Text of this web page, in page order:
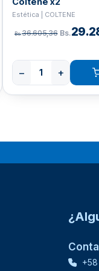
Estética | COLTENE
Bs.36.605,36 Bs.
− +